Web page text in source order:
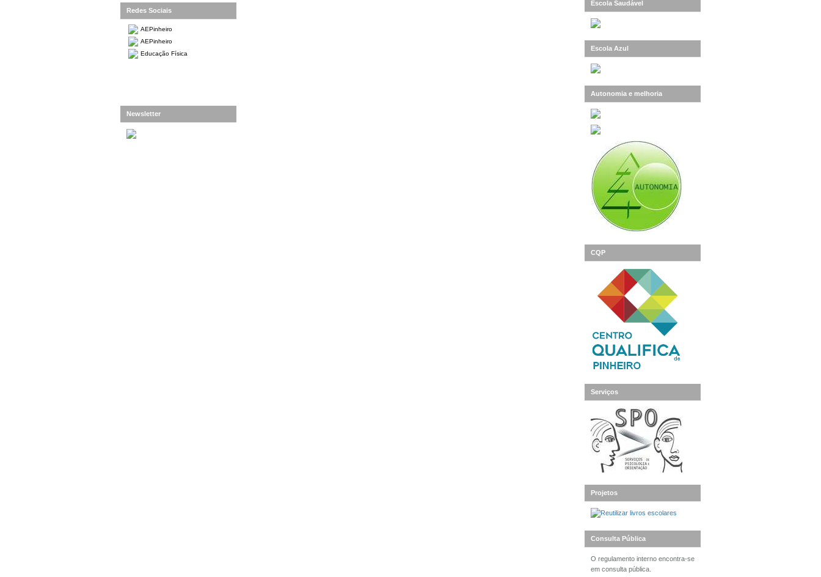
Escola Saudável
Escola Azul
Autonomia e melhoria
CQP
Serviços
Projetos
Consulta Pública
O regulamento interno encontra-se
em consulta pública.
Redes Sociais
AEPinheiro
AEPinheiro
Educação Física
Newsletter